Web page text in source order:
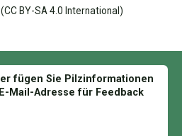
(CC BY-SA 4.0 International)